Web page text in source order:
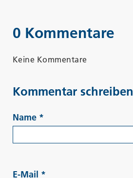
0 Kommentare
Keine Kommentare
Kommentar schreiben
Name *
E-Mail *